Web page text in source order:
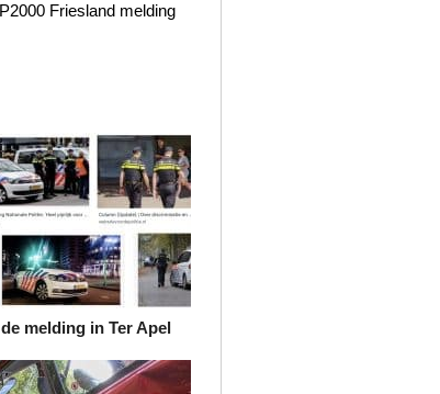
Friesland melding
melding in Ter Apel